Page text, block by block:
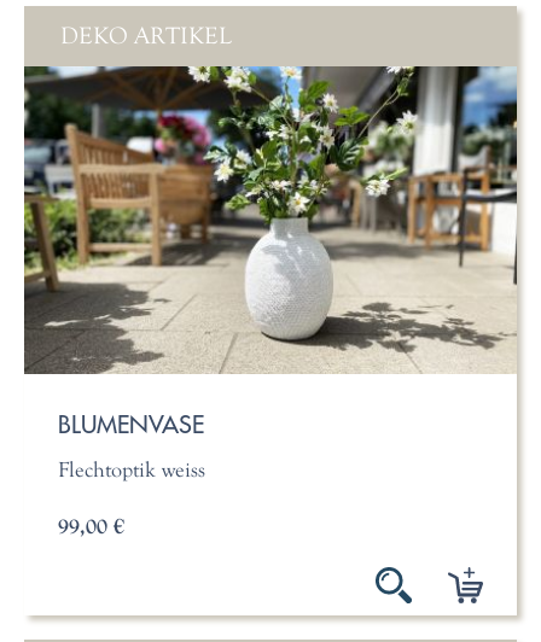
DEKO ARTIKEL
BLUMENVASE
Flechtoptik weiss
99,00 €